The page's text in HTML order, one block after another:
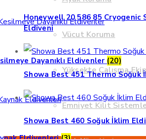
Vücut Koruma
Yüksekte Çalışma
Emniyet Kilit
Dayanıklı Eldivenler (20)
Honeywell 20 586 85 Cryogenic
Eldiveni
Showa Best 451 Thermo Soğuk
Showa Best 460 Soğuk İklim